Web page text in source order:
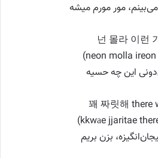
مور مورم میشه
넌 몰라 이런
این چه حسیه
꽤 짜릿해 there
بزن بریم